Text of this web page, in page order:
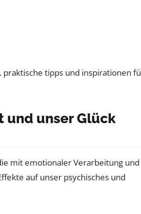
und unser Glück
mit emotionaler Verarbeitung und
auf unser psychisches und